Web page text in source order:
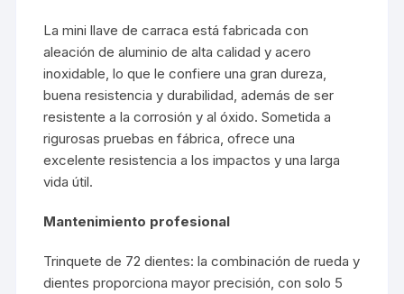
La mini llave de carraca está fabricada con
aleación de aluminio de alta calidad y acero
inoxidable, lo que le confiere una gran dureza,
buena resistencia y durabilidad, además de ser
resistente a la corrosión y al óxido. Sometida a
rigurosas pruebas en fábrica, ofrece una
excelente resistencia a los impactos y una larga
vida útil.
Mantenimiento profesional
Trinquete de 72 dientes: la combinación de rueda y
dientes proporciona mayor precisión, con solo 5